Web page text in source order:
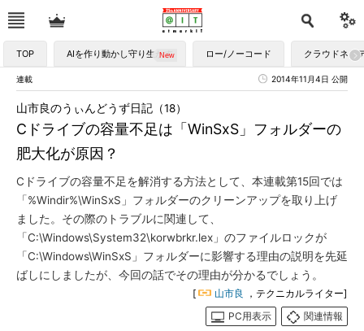
TOP AIを作り動かし守り生かす ロー/ノーコード クラウドネイ
連載 2014年11月4日 公開
Cドライブの容量不足は「WinSxS」フォルダーの
肥大化が原因？
山市良のうぃんどうず日記（18）
Cドライブの容量不足を解消する方法として、本連載第15回では
「%Windir%\WinSxS」フォルダーのクリーンアップを取り上げ
ました。その際のトラブルに関連して、
「C:\Windows\System32\korwbrkr.lex」のファイルロックが
「C:\Windows\WinSxS」フォルダーに影響する理由の説明を先延
ばしにしましたが、今回の話でその理由が分かるでしょう。
[ 山市良
，テクニカルライター]
PC用表示
関連情報